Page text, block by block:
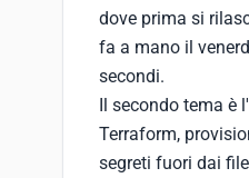
dove prima si
fa a mano il
secondi.
Il secondo tema è l'
Terraform,
segreti fuori dai